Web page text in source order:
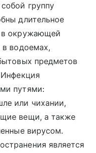
группу
длительное
в окружающей
в водоемах,
предметов
путями:
или чихании,
вещи, а также
вирусом.
является